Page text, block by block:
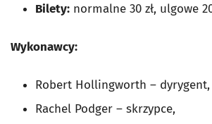
Bilety: normalne 30 zł, ulgowe 20
Wykonawcy:
Robert Hollingworth – dyrygent,
Rachel Podger – skrzypce,